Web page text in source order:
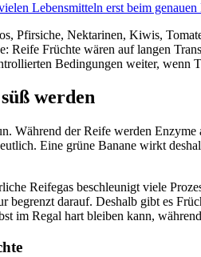
Lebensmitteln erst beim
Pfirsiche, Nektarinen, Kiwis,
Reife Früchte wären auf langen
Bedingungen weiter, wenn
werden
Während der Reife werden
Eine grüne Banane wirkt
Reifegas beschleunigt viele
begrenzt darauf. Deshalb gibt es
im Regal hart bleiben kann,